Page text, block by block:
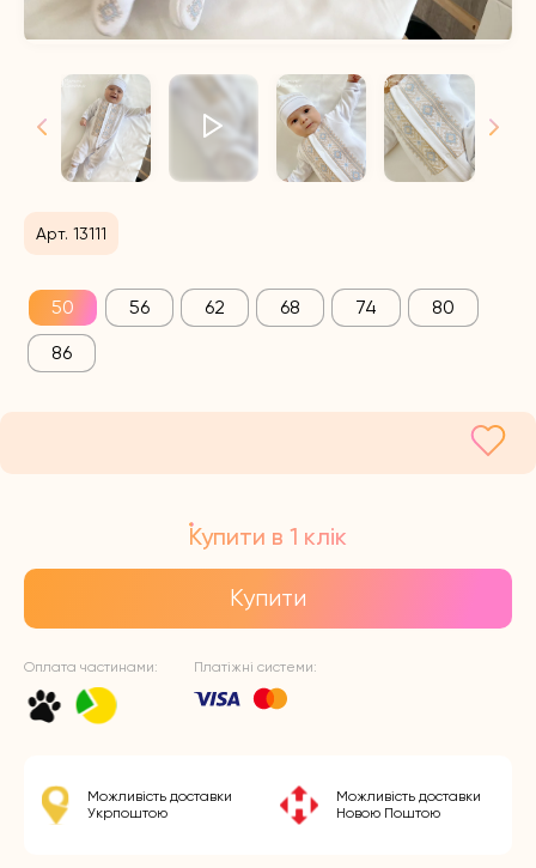
Арт. 13111
50 56 62 68 74
80
86
Купити в 1 клік
Купити
Оплата частинами: Платіжні системи:
Можливість доставки
Укрпоштою
Можливість доставки
Новою Поштою